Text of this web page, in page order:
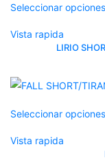
Seleccionar opciones
Vista rapida
LIRIO
Seleccionar opciones
Vista rapida